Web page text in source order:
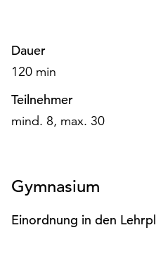
zur
Verfügung.
Cookies
werden
Einverständnis
ausgeführt.
Dauer
120 min
Teilnehmer
mind. 8, max. 30
Gymnasium
Einordnung in den